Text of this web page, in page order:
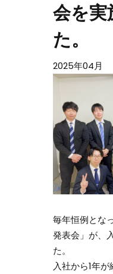
会を実
た。
2025年04月
毎年恒例とな
発表会」が、
た。
入社から1年